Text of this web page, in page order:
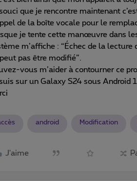
que je rencontre maintenant
de la boîte vocale pour le
je tente cette manœuvre dans
m’affiche : “Échec de la
pas être modifié”.
vous m’aider à contourner ce
sur un Galaxy S24 sous Android
android Modification
J'aime